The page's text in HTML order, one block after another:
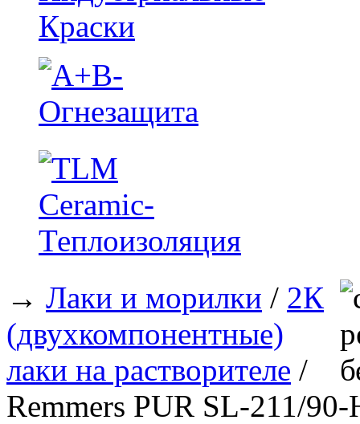
→ Лаки и морилки / 2К
(двухкомпонентные)
лаки на растворителе /
Remmers PUR SL-211/